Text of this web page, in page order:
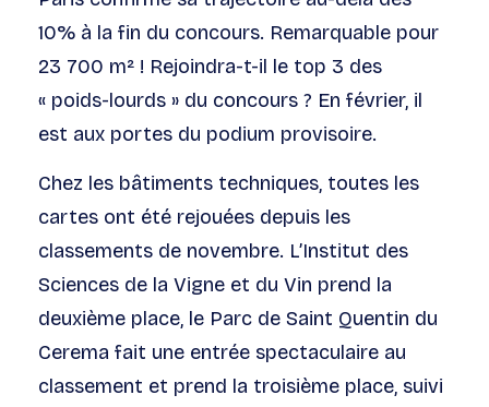
10% à la fin du concours. Remarquable pour
23 700 m² ! Rejoindra-t-il le top 3 des
« poids-lourds » du concours ? En février, il
est aux portes du podium provisoire.
Chez les bâtiments techniques, toutes les
cartes ont été rejouées depuis les
classements de novembre. L’Institut des
Sciences de la Vigne et du Vin prend la
deuxième place, le Parc de Saint Quentin du
Cerema fait une entrée spectaculaire au
classement et prend la troisième place, suivi